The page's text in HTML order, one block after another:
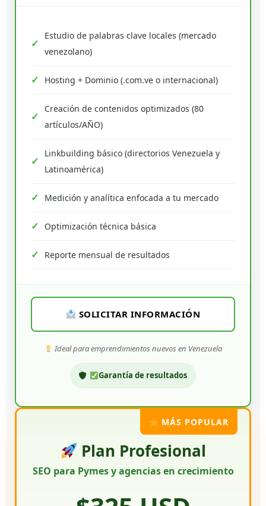
Estudio de palabras clave locales (mercado
venezolano)
Hosting + Dominio (.com.ve o internacional)
Creación de contenidos optimizados (80
artículos/AÑO)
Linkbuilding básico (directorios Venezuela y
Latinoamérica)
Medición y analítica enfocada a tu mercado
Optimización técnica básica
Reporte mensual de resultados
SOLICITAR INFORMACIÓN
Ideal para emprendimientos nuevos en Venezuela
Garantía de resultados
MÁS POPULAR
Plan Profesional
SEO para Pymes y agencias en crecimiento